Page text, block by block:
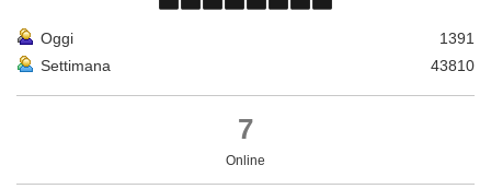
Oggi
1391
Settimana
43810
7
Online